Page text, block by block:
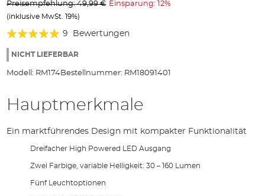
Bildgalerie
springen
Preisempfehlung: 49,99 € Einsparung: 12%
(inklusive MwSt. 19%)
Bewertung:
98%
9 Bewertungen
NICHT LIEFERBAR
Modell: RM174Bestellnummer: RM18091401
Hauptmerkmale
Ein marktführendes Design mit kompakter Funktionalität
Dreifacher High Powered LED Ausgang
Zwei Farbige, variable Helligkeit: 30 – 160 Lumen
Fünf Leuchtoptionen